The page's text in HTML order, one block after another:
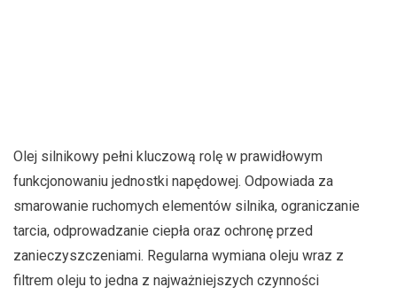
Olej silnikowy pełni kluczową rolę w prawidłowym
funkcjonowaniu jednostki napędowej. Odpowiada za
smarowanie ruchomych elementów silnika, ograniczanie
tarcia, odprowadzanie ciepła oraz ochronę przed
zanieczyszczeniami. Regularna wymiana oleju wraz z
filtrem oleju to jedna z najważniejszych czynności